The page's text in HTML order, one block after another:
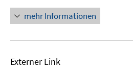
öffnen
mehr Informationen
Externer Link